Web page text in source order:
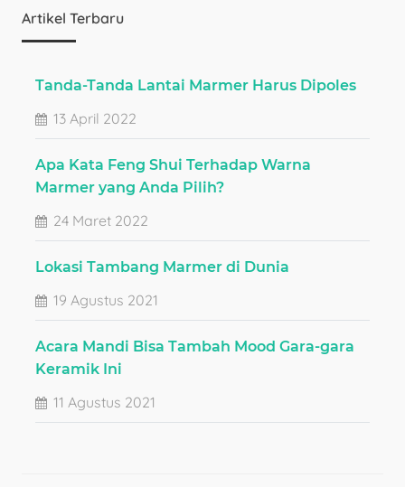
Artikel Terbaru
Tanda-Tanda Lantai Marmer Harus Dipoles
13 April 2022
Apa Kata Feng Shui Terhadap Warna
Marmer yang Anda Pilih?
24 Maret 2022
Lokasi Tambang Marmer di Dunia
19 Agustus 2021
Acara Mandi Bisa Tambah Mood Gara-gara
Keramik Ini
11 Agustus 2021